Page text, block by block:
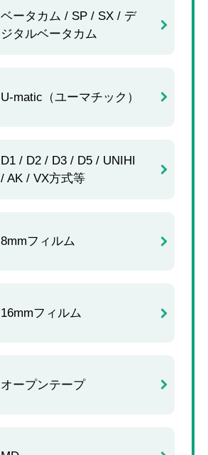
ベータカム / SP / SX / デ
ジタルベータカム
U-matic（ユーマチック）
D1 / D2 / D3 / D5 / UNIHI
/ AK / VX方式等
8mmフィルム
16mmフィルム
オープンテープ